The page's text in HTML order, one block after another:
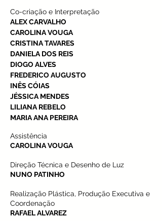
Co-criação e Interpretação
ALEX CARVALHO
CAROLINA VOUGA
CRISTINA TAVARES
DANIELA DOS REIS
DIOGO ALVES
FREDERICO AUGUSTO
INÊS CÓIAS
JÉSSICA MENDES
LILIANA REBELO
MARIA ANA PEREIRA
Assistência
CAROLINA VOUGA
Direção Técnica e Desenho de Luz
NUNO PATINHO
Realização Plástica, Produção Executiva e
Coordenação
RAFAEL ALVAREZ